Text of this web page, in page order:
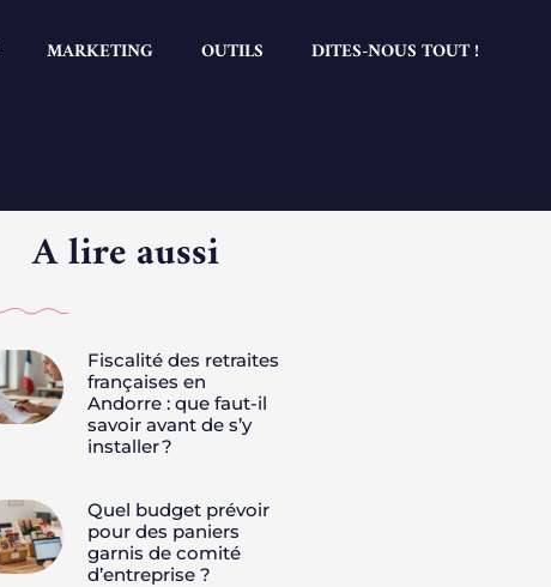
MARKETING OUTILS DITES-NOUS TOUT !
A lire aussi
Fiscalité des retraites
françaises en
Andorre : que faut-il
savoir avant de s’y
installer ?
Quel budget prévoir
pour des paniers
garnis de comité
d’entreprise ?